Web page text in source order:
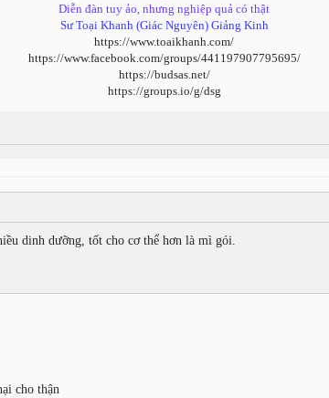
Diễn đàn tuy ảo, nhưng nghiệp quả có thật
Sư Toại Khanh (Giác Nguyên) Giảng Kinh
https://www.toaikhanh.com/
https://www.facebook.com/groups/441197907795695/
https://budsas.net/
https://groups.io/g/dsg
dinh dưỡng, tốt cho cơ thể hơn là mì gói.
cho thận